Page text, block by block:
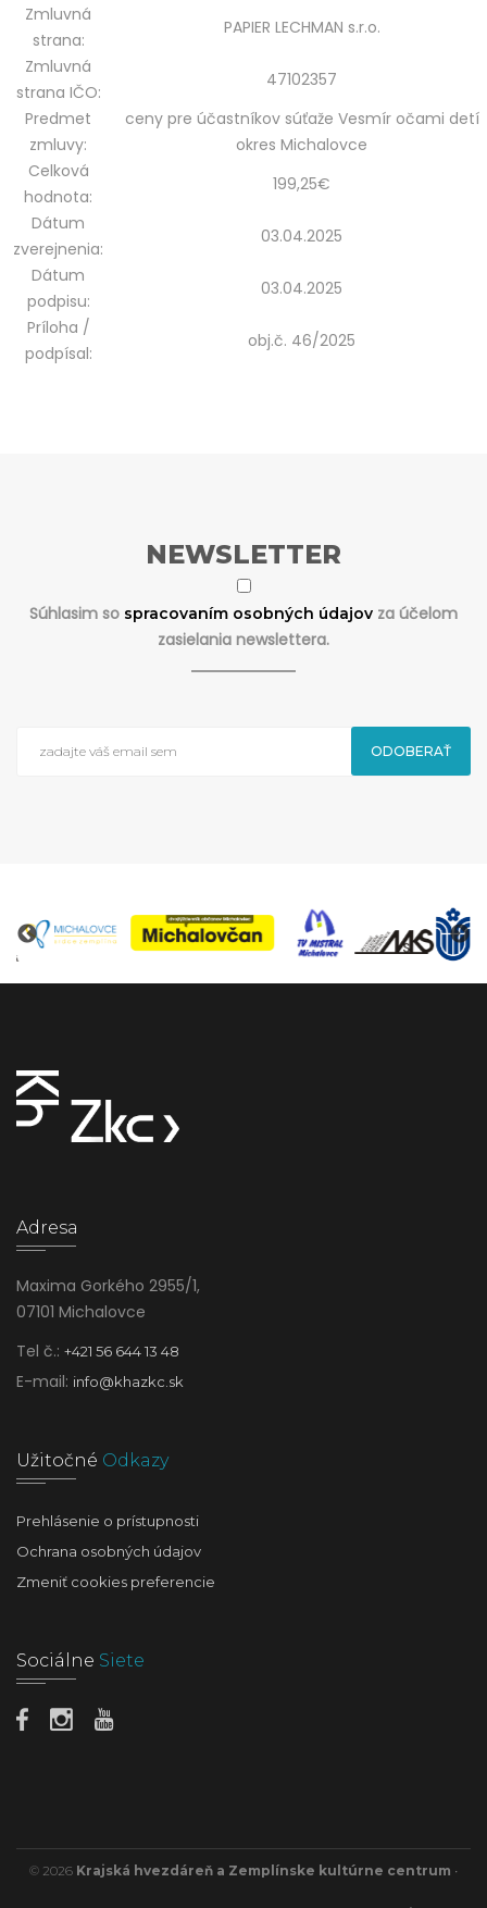
Zmluvná
strana:
PAPIER LECHMAN s.r.o.
Zmluvná
strana IČO:
47102357
Predmet
zmluvy:
ceny pre účastníkov súťaže Vesmír očami detí
okres Michalovce
Celková
hodnota:
199,25€
Dátum
zverejnenia:
03.04.2025
Dátum
podpisu:
03.04.2025
Príloha /
podpísal:
obj.č. 46/2025
NEWSLETTER
Súhlasim so spracovaním osobných údajov za účelom
zasielania newslettera.
ODOBERAŤ
Adresa
Maxima Gorkého 2955/1,
07101 Michalovce
Tel č.: +421 56 644 13 48
E-mail: info@khazkc.sk
Užitočné Odkazy
Prehlásenie o prístupnosti
Ochrana osobných údajov
Zmeniť cookies preferencie
Sociálne Siete
© 2026 Krajská hvezdáreň a Zemplínske kultúrne centrum •